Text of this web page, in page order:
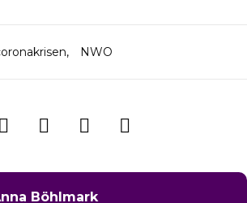
, NWO
Böhlmark